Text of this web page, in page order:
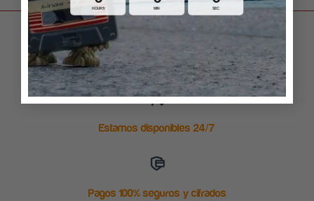
HOURS MIN SEC
Envío gratuito en ordenes arriba de $999
Estamos disponibles 24/7
Pagos 100% seguros y cifrados